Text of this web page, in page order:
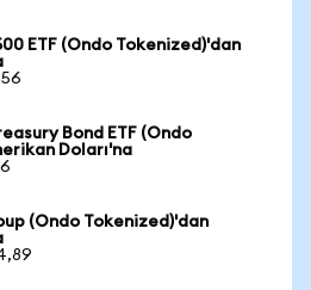
ETF (Ondo Tokenized)'dan
Bond ETF (Ondo
Doları'na
(Ondo Tokenized)'dan